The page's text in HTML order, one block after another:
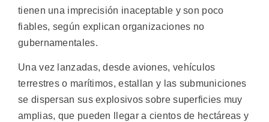
tienen una imprecisión inaceptable y son poco
fiables, según explican organizaciones no
gubernamentales.
Una vez lanzadas, desde aviones, vehículos
terrestres o marítimos, estallan y las submuniciones
se dispersan sus explosivos sobre superficies muy
amplias, que pueden llegar a cientos de hectáreas y